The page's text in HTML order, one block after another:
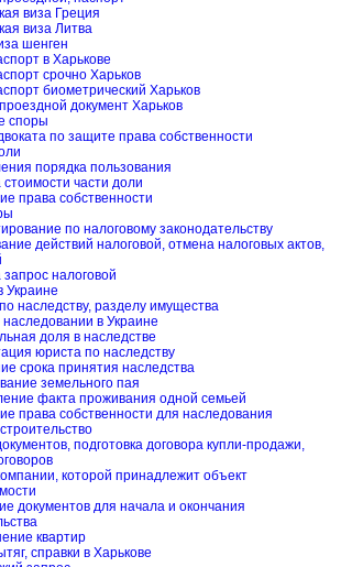
виза Греция
виза Литва
шенген
в Харькове
срочно Харьков
биометрический Харьков
документ Харьков
споры
по защите права собственности
порядка пользования
части доли
права собственности
по налоговому законодательству
действий налоговой, отмена налоговых актов,
налоговой
Украине
наследству, разделу имущества
в Украине
доля в наследстве
юриста по наследству
срока принятия наследства
земельного пая
факта проживания одной семьей
права собственности для наследования
подготовка договора купли-продажи,
которой принадлежит объект
документов для начала и окончания
квартир
справки в Харькове